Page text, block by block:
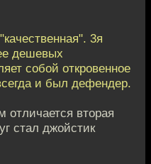
3я
дешевых
собой откровенное
и был дефендер.
отличается вторая
стал джойстик